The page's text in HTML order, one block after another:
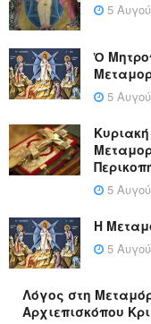
5
Ὁ
5
5
Η
5
Λόγος στη
Αρχιεπισκόπου